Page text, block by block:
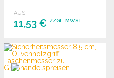
Lock. Inklusive Paracord.
AUS
11,53 € ZZGL. MWST.
BESTELLEN
Angebot anfordern